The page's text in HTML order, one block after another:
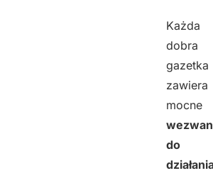
Każda
dobra
gazetka
zawiera
mocne
do